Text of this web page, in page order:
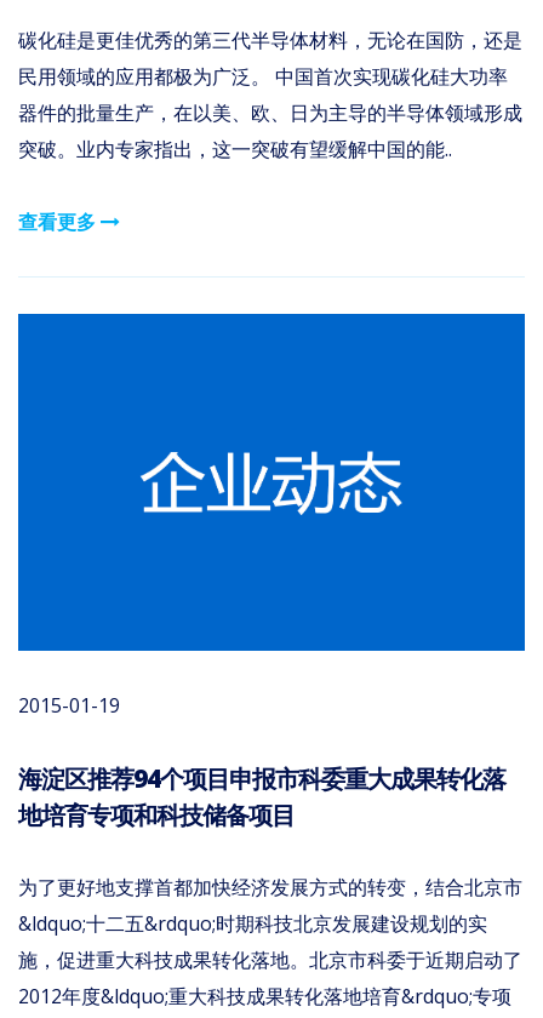
碳化硅是更佳优秀的第三代半导体材料，无论在国防，还是
民用领域的应用都极为广泛。 中国首次实现碳化硅大功率
器件的批量生产，在以美、欧、日为主导的半导体领域形成
突破。业内专家指出，这一突破有望缓解中国的能..
查看更多
2015-01-19
海淀区推荐94个项目申报市科委重大成果转化落
地培育专项和科技储备项目
为了更好地支撑首都加快经济发展方式的转变，结合北京市
&ldquo;十二五&rdquo;时期科技北京发展建设规划的实
施，促进重大科技成果转化落地。北京市科委于近期启动了
2012年度&ldquo;重大科技成果转化落地培育&rdquo;专项